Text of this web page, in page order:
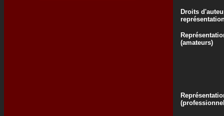
Droits
(amateurs)